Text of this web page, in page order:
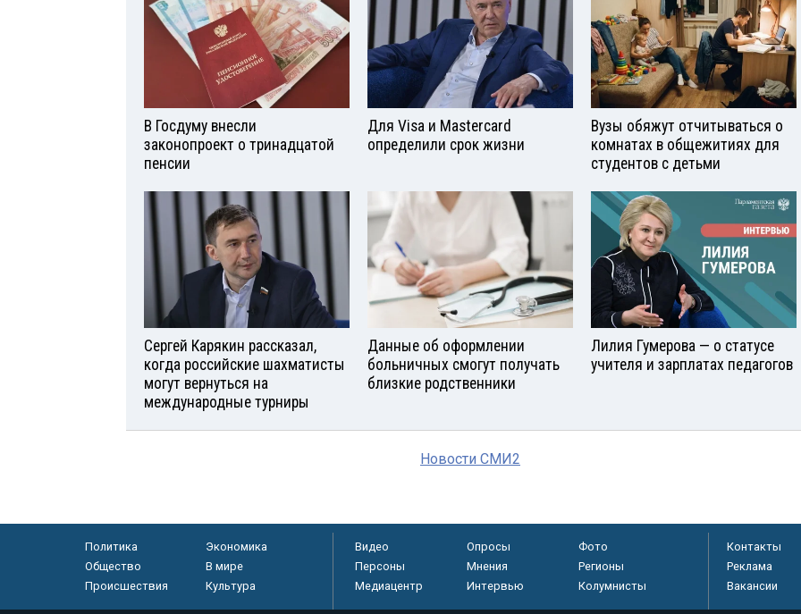
В Госдуму внесли
законопроект о тринадцатой
пенсии
Для Visа и Mastercard
определили срок жизни
Вузы обяжут отчитываться о
комнатах в общежитиях для
студентов с детьми
Сергей Карякин рассказал,
когда российские шахматисты
могут вернуться на
международные турниры
Данные об оформлении
больничных смогут получать
близкие родственники
Лилия Гумерова — о статусе
учителя и зарплатах педагогов
Новости СМИ2
Политика
Экономика
Общество
В мире
Происшествия
Культура
Видео Опросы
Фото
Персоны
Мнения
Регионы
Медиацентр
Интервью Колумнисты
Контакты
Реклама
Вакансии